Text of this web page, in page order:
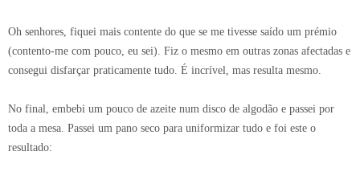
Oh senhores, fiquei mais contente do que se me tivesse saído um prémio
(contento-me com pouco, eu sei). Fiz o mesmo em outras zonas afectadas e
consegui disfarçar praticamente tudo. É incrível, mas resulta mesmo.
No final, embebi um pouco de azeite num disco de algodão e passei por
toda a mesa. Passei um pano seco para uniformizar tudo e foi este o
resultado: